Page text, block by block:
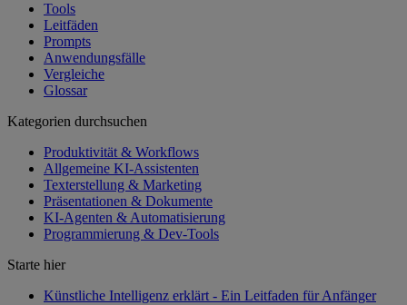
Tools
Leitfäden
Prompts
Anwendungsfälle
Vergleiche
Glossar
Kategorien durchsuchen
Produktivität & Workflows
Allgemeine KI-Assistenten
Texterstellung & Marketing
Präsentationen & Dokumente
KI-Agenten & Automatisierung
Programmierung & Dev-Tools
Starte hier
Künstliche Intelligenz erklärt - Ein Leitfaden für Anfänger